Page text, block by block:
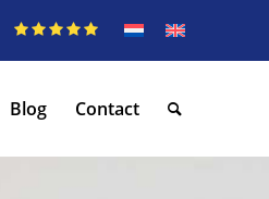
Blog Contact